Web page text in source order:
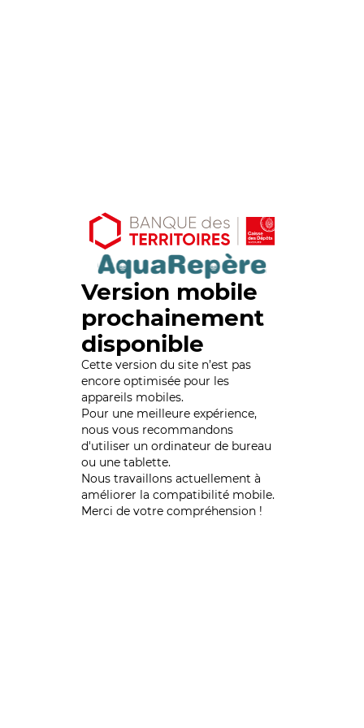
Version mobile
prochainement
disponible
Cette version du site n’est pas
encore optimisée pour les
appareils mobiles.
Pour une meilleure expérience,
nous vous recommandons
d'utiliser un ordinateur de bureau
ou une tablette.
Nous travaillons actuellement à
améliorer la compatibilité mobile.
Merci de votre compréhension !